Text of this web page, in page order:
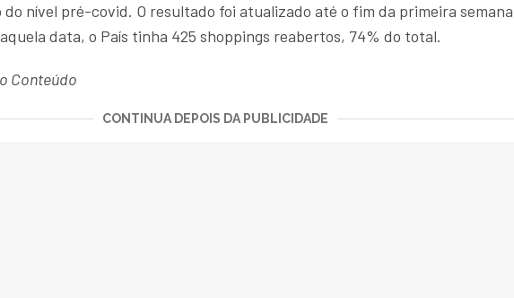
do nível pré-covid. O resultado foi atualizado até o fim da primeira semana
data, o País tinha 425 shoppings reabertos, 74% do total.
Conteúdo
CONTINUA DEPOIS DA PUBLICIDADE